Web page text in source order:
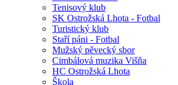
Tenisový klub
SK Ostrožská Lhota - Fotbal
Turistický klub
Staří páni - Fotbal
Mužský pěvecký sbor
Cimbálová muzika Višňa
HC Ostrožská Lhota
Škola